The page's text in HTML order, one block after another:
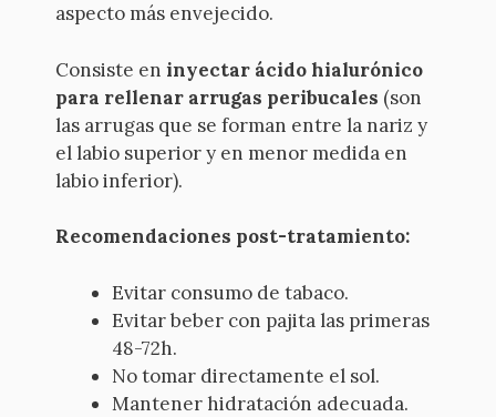
aspecto más envejecido.
Consiste en inyectar ácido hialurónico
para rellenar arrugas peribucales (son
las arrugas que se forman entre la nariz y
el labio superior y en menor medida en
labio inferior).
Recomendaciones post-tratamiento:
Evitar consumo de tabaco.
Evitar beber con pajita las primeras
48-72h.
No tomar directamente el sol.
Mantener hidratación adecuada.